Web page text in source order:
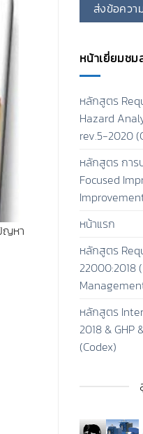
ญหา
หน้าเยี่ยมชม
หลักสูตร
Hazard
rev.5-2020
หลักสูตร การ
Focused
หน้าแรก
หลักสูตร
22000:2018
หลักสูตร
2018 & GHP
(Codex)